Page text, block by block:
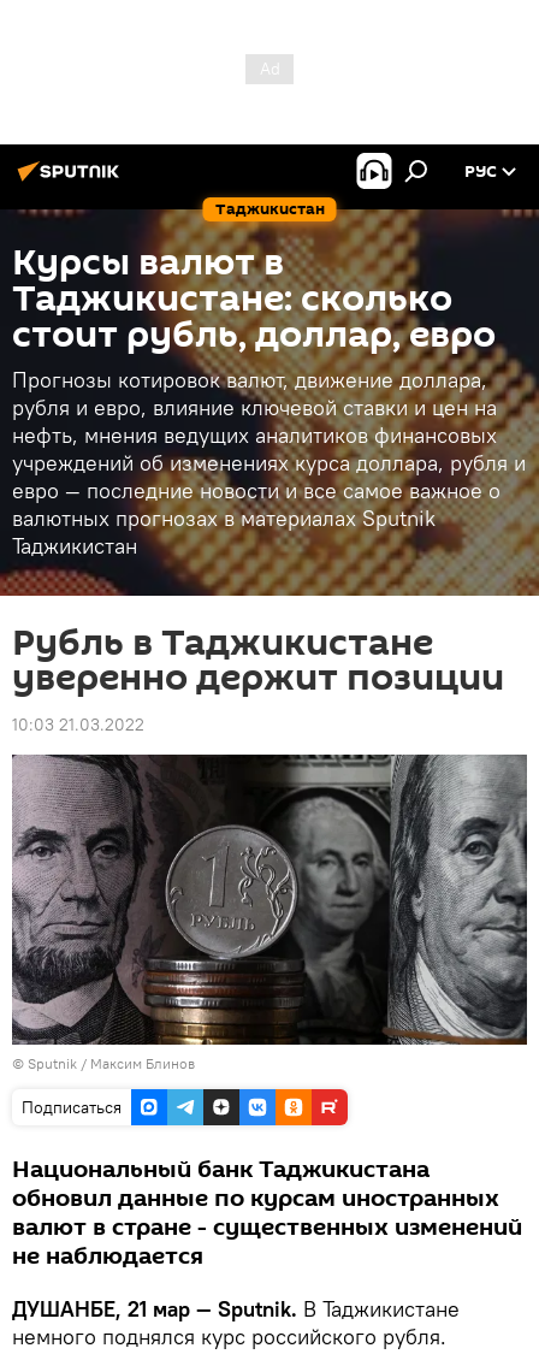
Таджикистан
РУС
Курсы валют в
Таджикистане: сколько
стоит рубль, доллар, евро
Прогнозы котировок валют, движение доллара,
рубля и евро, влияние ключевой ставки и цен на
нефть, мнения ведущих аналитиков финансовых
учреждений об изменениях курса доллара, рубля и
евро — последние новости и все самое важное о
валютных прогнозах в материалах Sputnik
Таджикистан
Рубль в Таджикистане
уверенно держит позиции
10:03 21.03.2022
© Sputnik / Максим Блинов
Подписаться
Национальный банк Таджикистана
обновил данные по курсам иностранных
валют в стране - существенных изменений
не наблюдается
ДУШАНБЕ, 21 мар — Sputnik. В Таджикистане
немного поднялся курс российского рубля.